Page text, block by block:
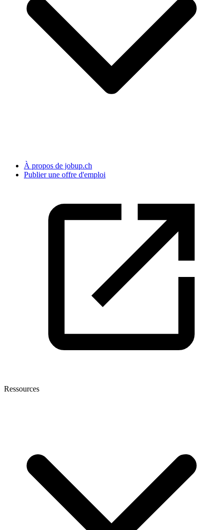
À propos de jobup.ch
Publier une offre d'emploi
Ressources